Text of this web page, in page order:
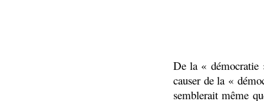
De la «
causer de la «
semblerait même